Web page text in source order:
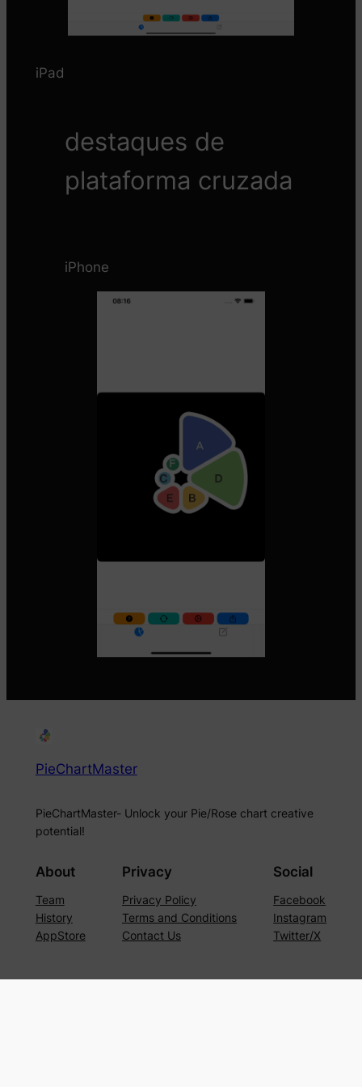
iPad
destaques de
plataforma cruzada
iPhone
PieChartMaster
PieChartMaster- Unlock your Pie/Rose chart creative
potential!
About
Team
History
AppStore
Privacy
Privacy Policy
Terms and Conditions
Contact Us
Social
Facebook
Instagram
Twitter/X